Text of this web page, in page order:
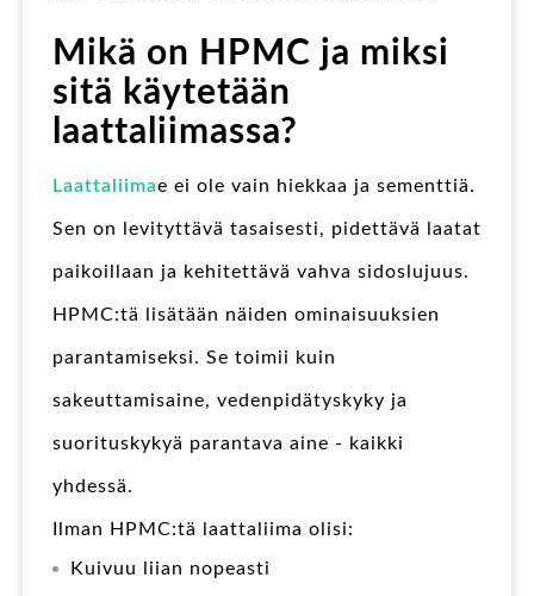
Mikä on HPMC ja miksi
sitä käytetään
laattaliimassa?
Laattaliimae ei ole vain hiekkaa ja sementtiä.
Sen on levityttävä tasaisesti, pidettävä laatat
paikoillaan ja kehitettävä vahva sidoslujuus.
HPMC:tä lisätään näiden ominaisuuksien
parantamiseksi. Se toimii kuin
sakeuttamisaine, vedenpidätyskyky ja
suorituskykyä parantava aine - kaikki
yhdessä.
Ilman HPMC:tä laattaliima olisi:
Kuivuu liian nopeasti